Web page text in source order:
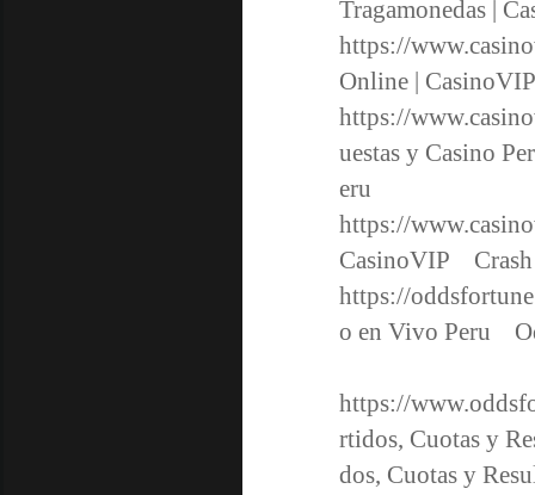
Tragamonedas |
https://
Online |
https://
uestas y Casino
eru
https://
CasinoVIP
https://
o en Vivo Peru
https://
rtidos, Cuotas y
dos, Cuotas y